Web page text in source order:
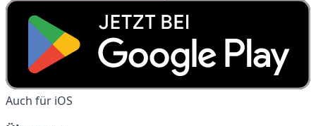
Auch für iOS